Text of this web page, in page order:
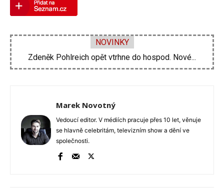
NOVINKY
Zdeněk Pohlreich opět vtrhne do hospod. Nové...
Marek Novotný
Vedoucí editor. V médiích pracuje přes 10 let, věnuje
se hlavně celebritám, televizním show a dění ve
společnosti.